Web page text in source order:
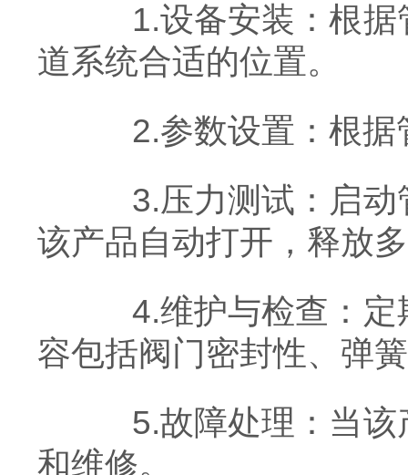
1.设备安装：根据
道系统合适的位置。
2.参数设置：根据
3.压力测试：启动
该产品自动打开，释放
4.维护与检查：定
容包括阀门密封性、弹
5.故障处理：当该
和维修。